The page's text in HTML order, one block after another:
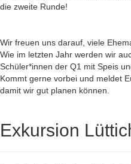
die zweite Runde!
Wir freuen uns darauf, viele
Wie im letzten Jahr werden wir
Schüler*innen der Q1 mit Speis
Kommt gerne vorbei und meldet
damit wir gut planen können.
Exkursion